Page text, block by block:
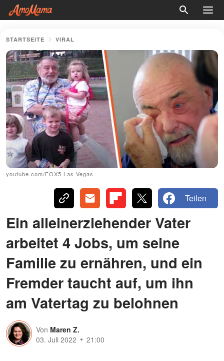
STARTSEITE VIRAL
youtube.com/FOX5 Las Vegas
Teilen
Ein alleinerziehender Vater
arbeitet 4 Jobs, um seine
Familie zu ernähren, und ein
Fremder taucht auf, um ihn
am Vatertag zu belohnen
Von Maren Z.
03. Juli 2022
21:00